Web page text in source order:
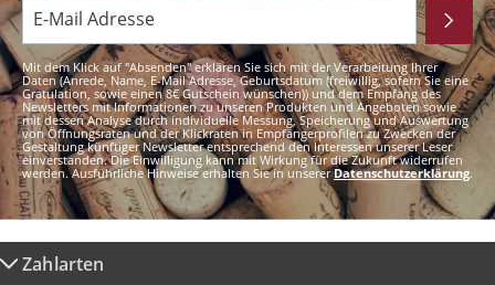
Mit dem Klick auf "Absenden" erklären Sie sich mit der Verarbeitung Ihrer
Daten (Anrede, Name, E-Mail Adresse, Geburtsdatum (freiwillig, sofern Sie eine
Gratulation, sowie einen 8€ Gutschein wünschen)) und dem Empfang des
Newsletters mit Informationen zu unseren Produkten und Angeboten sowie
mit dessen Analyse durch individuelle Messung, Speicherung und Auswertung
von Öffnungsraten und der Klickraten in Empfängerprofilen zu Zwecken der
Gestaltung künftiger Newsletter entsprechend den Interessen unserer Leser
einverstanden. Die Einwilligung kann mit Wirkung für die Zukunft widerrufen
werden. Ausführliche Hinweise erhalten Sie in unsererDatenschutzerklärung.
Zahlarten